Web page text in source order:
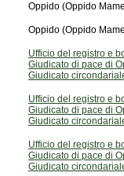
Oppido (Oppido
Oppido (Oppido
Ufficio del registro e
Giudicato di pace di
Giudicato
Ufficio del registro e
Giudicato di pace di
Giudicato
Ufficio del registro e
Giudicato di pace di
Giudicato